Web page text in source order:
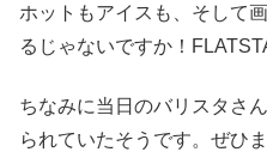
ホットもアイスも、そして
るじゃないですか！
ちなみに当日のバリスタさ
られていたそうです。ぜひ